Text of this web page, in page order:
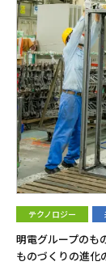
テクノロジー
明電グループのも
ものづくりの進化